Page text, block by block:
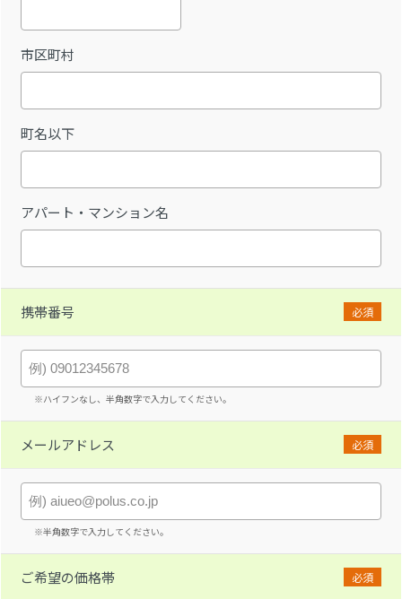
市区町村
町名以下
アパート・マンション名
携帯番号 必須
※ハイフンなし、半角数字で入力してください。
メールアドレス 必須
※半角数字で入力してください。
ご希望の価格帯 必須